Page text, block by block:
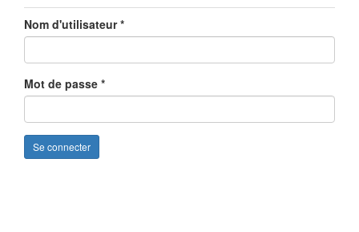
Nom d'utilisateur*
Mot de passe *
Se connecter